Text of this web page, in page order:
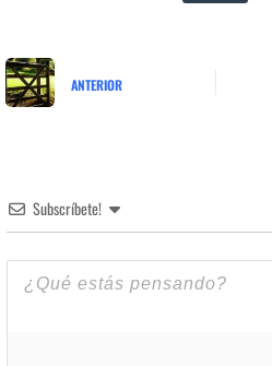
ANTERIOR
Subscríbete!